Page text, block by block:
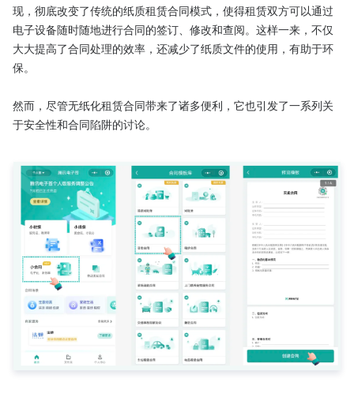
现，彻底改变了传统的纸质租赁合同模式，使得租赁双方可以通过
电子设备随时随地进行合同的签订、修改和查阅。这样一来，不仅
大大提高了合同处理的效率，还减少了纸质文件的使用，有助于环
保。
然而，尽管无纸化租赁合同带来了诸多便利，它也引发了一系列关
于安全性和合同陷阱的讨论。